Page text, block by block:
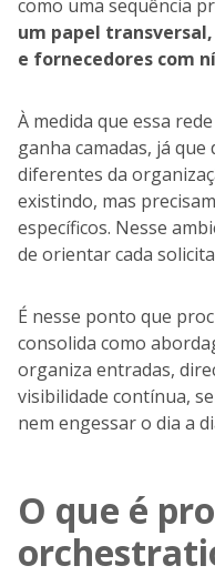
como uma sequência
um papel
e fornecedores com
À medida que essa
ganha camadas, já
diferentes da
existindo, mas
específicos. Nesse
de orientar cada
É nesse ponto que
consolida como
organiza entradas,
visibilidade contínua,
nem engessar o dia a
O que é